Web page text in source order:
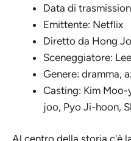
Data di
Emittente: Netflix
Diretto da Hong
Sceneggiatore:
Genere: dramma,
Casting: Kim Moo-
joo, Pyo Ji-hoon,